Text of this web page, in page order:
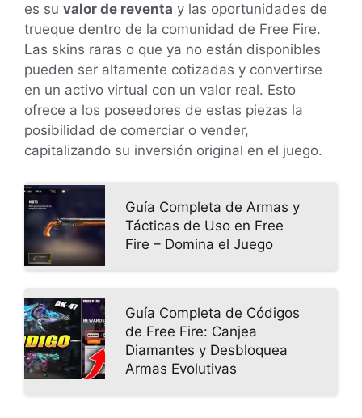
es su valor de reventa y las oportunidades de
trueque dentro de la comunidad de Free Fire.
Las skins raras o que ya no están disponibles
pueden ser altamente cotizadas y convertirse
en un activo virtual con un valor real. Esto
ofrece a los poseedores de estas piezas la
posibilidad de comerciar o vender,
capitalizando su inversión original en el juego.
Guía Completa de Armas y
Tácticas de Uso en Free
Fire – Domina el Juego
Guía Completa de Códigos
de Free Fire: Canjea
Diamantes y Desbloquea
Armas Evolutivas